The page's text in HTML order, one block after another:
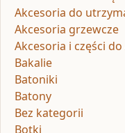
Akcesoria do
Akcesoria grzewcze
Akcesoria i części do
Bakalie
Batoniki
Batony
Bez kategorii
Botki